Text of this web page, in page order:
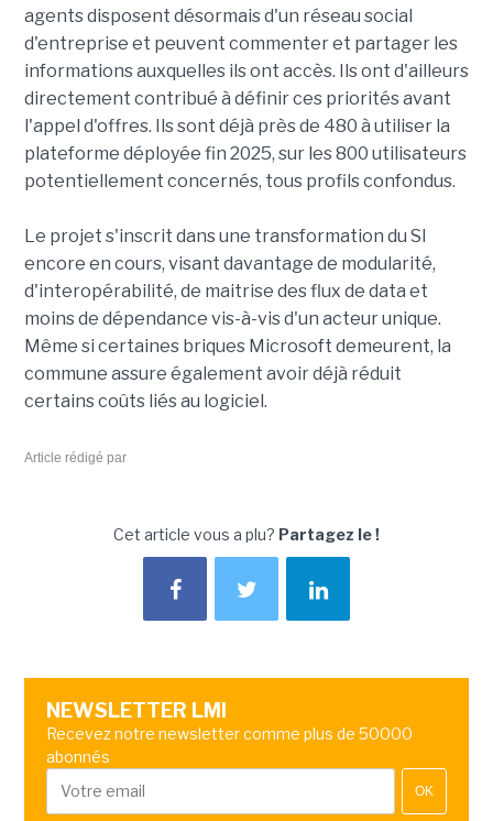
agents disposent désormais d'un réseau social
d'entreprise et peuvent commenter et partager les
informations auxquelles ils ont accès. Ils ont d'ailleurs
directement contribué à définir ces priorités avant
l'appel d'offres. Ils sont déjà près de 480 à utiliser la
plateforme déployée fin 2025, sur les 800 utilisateurs
potentiellement concernés, tous profils confondus.
Le projet s'inscrit dans une transformation du SI
encore en cours, visant davantage de modularité,
d'interopérabilité, de maitrise des flux de data et
moins de dépendance vis-à-vis d'un acteur unique.
Même si certaines briques Microsoft demeurent, la
commune assure également avoir déjà réduit
certains coûts liés au logiciel.
Article rédigé par
Cet article vous a plu? Partagez le !
NEWSLETTER LMI
Recevez notre newsletter comme plus de 50000
abonnés
OK